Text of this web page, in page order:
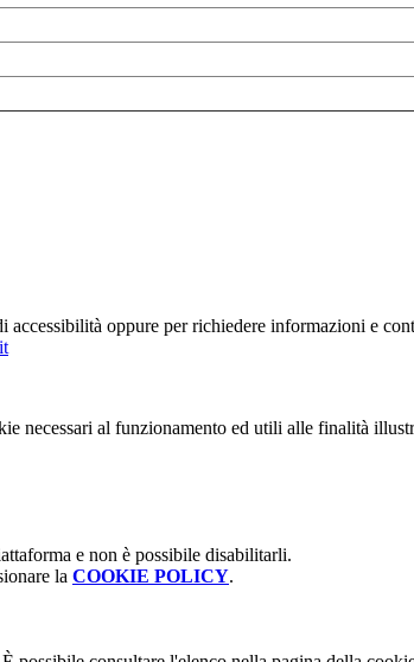
oppure per richiedere informazioni e
necessari al funzionamento ed utili alle finalità
e non è possibile disabilitarli.
la COOKIE POLICY.